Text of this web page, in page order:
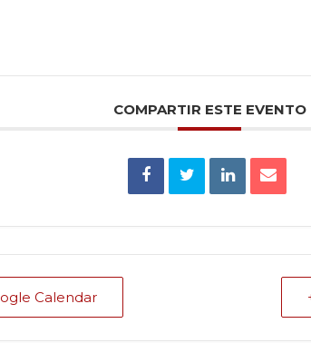
COMPARTIR ESTE EVENTO
Calendar